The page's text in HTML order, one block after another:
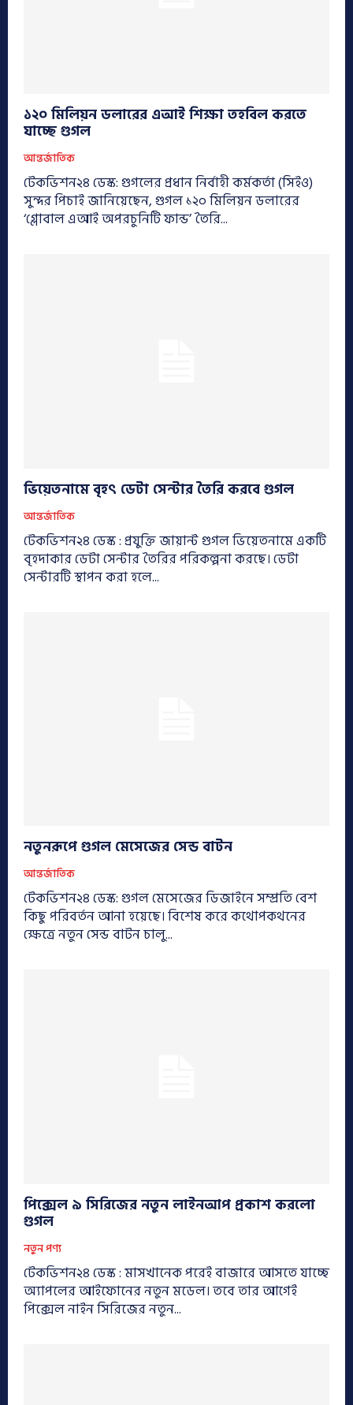
১২০ মিলিয়ন ডলারের এআই শিক্ষা তহবিল করতে
যাচ্ছে গুগল
আন্তর্জাতিক
টেকভিশন২৪ ডেস্ক: গুগলের প্রধান নির্বাহী কর্মকর্তা (সিইও)
সুন্দর পিচাই জানিয়েছেন, গুগল ১২০ মিলিয়ন ডলারের
‘গ্লোবাল এআই অপরচুনিটি ফান্ড’ তৈরি...
ভিয়েতনামে বৃহৎ ডেটা সেন্টার তৈরি করবে গুগল
আন্তর্জাতিক
টেকভিশন২৪ ডেস্ক : প্রযুক্তি জায়ান্ট গুগল ভিয়েতনামে একটি
বৃহদাকার ডেটা সেন্টার তৈরির পরিকল্পনা করছে। ডেটা
সেন্টারটি স্থাপন করা হলে...
নতুনরূপে গুগল মেসেজের সেন্ড বাটন
আন্তর্জাতিক
টেকভিশন২৪ ডেস্ক: গুগল মেসেজের ডিজাইনে সম্প্রতি বেশ
কিছু পরিবর্তন আনা হয়েছে। বিশেষ করে কথোপকথনের
ক্ষেত্রে নতুন সেন্ড বাটন চালু...
পিক্সেল ৯ সিরিজের নতুন লাইনআপ প্রকাশ করলো
গুগল
নতুন পণ্য
টেকভিশন২৪ ডেস্ক : মাসখানেক পরেই বাজারে আসতে যাচ্ছে
অ্যাপলের আইফোনের নতুন মডেল। তবে তার আগেই
পিক্সেল নাইন সিরিজের নতুন...